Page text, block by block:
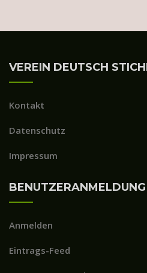
VEREIN DEUTSCH
Kontakt
Datenschutz
Impressum
BENUTZERANMELDUNG
Anmelden
Eintrags-Feed